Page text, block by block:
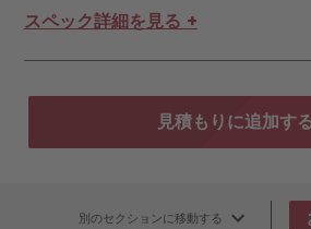
スペック詳細を見る +
見積もりに追加す
別のセクションに移動する